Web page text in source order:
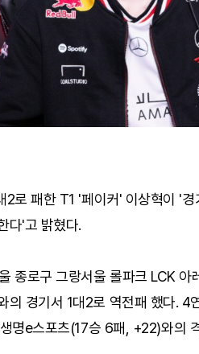
2로 패한 T1 '페이커' 이상혁이 '
다'고 밝혔다.
종로구 그랑서울 롤파크 LCK 아
의 경기서 1대2로 역전패 했다. 4
명e스포츠(17승 6패, +22)와의